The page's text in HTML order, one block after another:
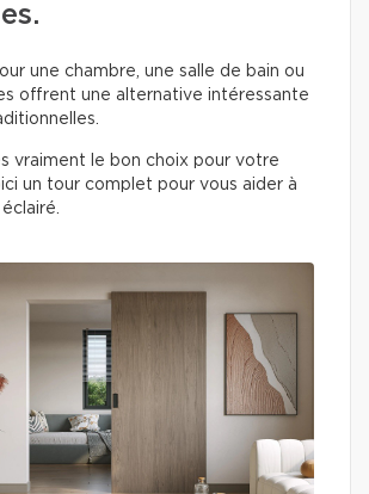
une chambre, une salle de bain ou
offrent une alternative intéressante
vraiment le bon choix pour votre
un tour complet pour vous aider à